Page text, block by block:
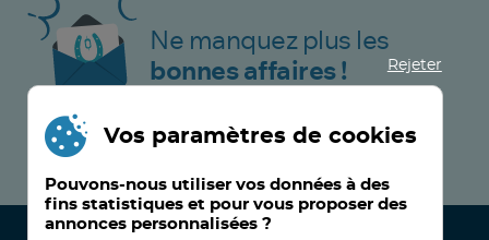
Ne manquez plus les
bonnes affaires !
JE M’INSCRIS MAINTENANT !
Rejeter
Vos paramètres de cookies
Pouvons-nous utiliser vos données à des
fins statistiques et pour vous proposer des
annonces personnalisées ?